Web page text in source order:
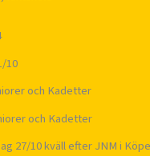
10
och Kadetter
och Kadetter
27/10 kväll efter JNM i